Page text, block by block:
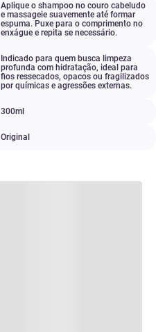
Aplique o shampoo no couro cabeludo
e massageie suavemente até formar
espuma. Puxe para o comprimento no
enxágue e repita se necessário.
Indicado para quem busca limpeza
profunda com hidratação, ideal para
fios ressecados, opacos ou fragilizados
por químicas e agressões externas.
300ml
Original